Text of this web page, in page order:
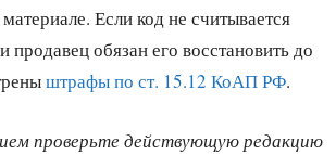
Если код не считывается
продавец обязан его восстановить до
штрафы по ст. 15.12 КоАП РФ.
проверьте действующую редакцию